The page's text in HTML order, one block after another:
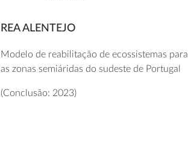
REA ALENTEJO
Modelo de reabilitação de ecossistemas para
as zonas semiáridas do sudeste de Portugal
(Conclusão: 2023)